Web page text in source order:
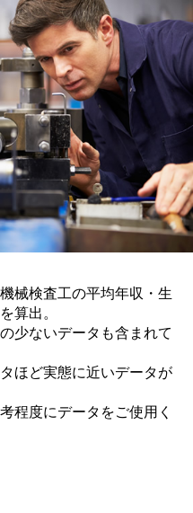
械検査工の平均年収・生
算出。
少ないデータも含まれて
ほど実態に近いデータが
程度にデータをご使用く